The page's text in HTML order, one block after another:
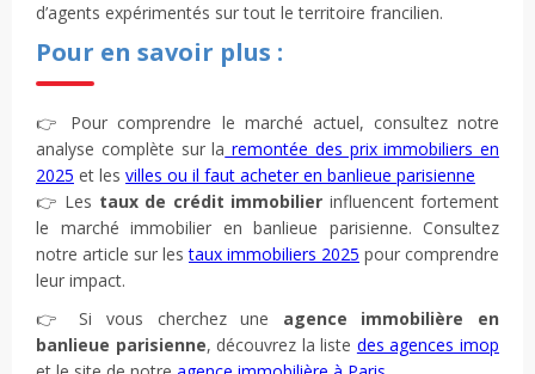
d’agents expérimentés sur tout le territoire francilien.
Pour en savoir plus :
👉 Pour comprendre le marché actuel, consultez notre
analyse complète sur la remontée des prix immobiliers en
2025 et les villes ou il faut acheter en banlieue parisienne
👉 Les taux de crédit immobilier influencent fortement
le marché immobilier en banlieue parisienne. Consultez
notre article sur lestaux immobiliers 2025 pour comprendre
leur impact.
👉 Si vous cherchez une agence immobilière en
banlieue parisienne, découvrez la liste des agences imop